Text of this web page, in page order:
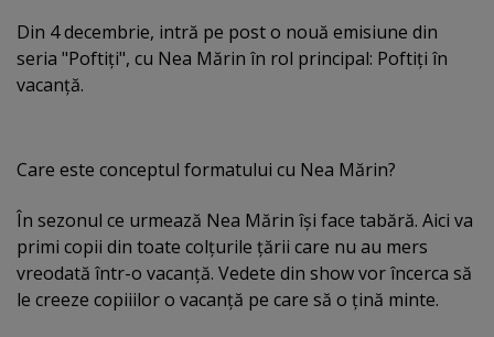
Din 4 decembrie, intră pe post o nouă emisiune din
seria "Poftiţi", cu Nea Mărin în rol principal: Poftiţi în
vacanţă.
Care este conceptul formatului cu Nea Mărin?
În sezonul ce urmează Nea Mărin îşi face tabără. Aici va
primi copii din toate colţurile ţării care nu au mers
vreodată într-o vacanţă. Vedete din show vor încerca să
le creeze copiiilor o vacanţă pe care să o ţină minte.